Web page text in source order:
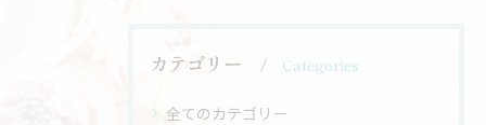
カテゴリー Categories
全てのカテゴリー